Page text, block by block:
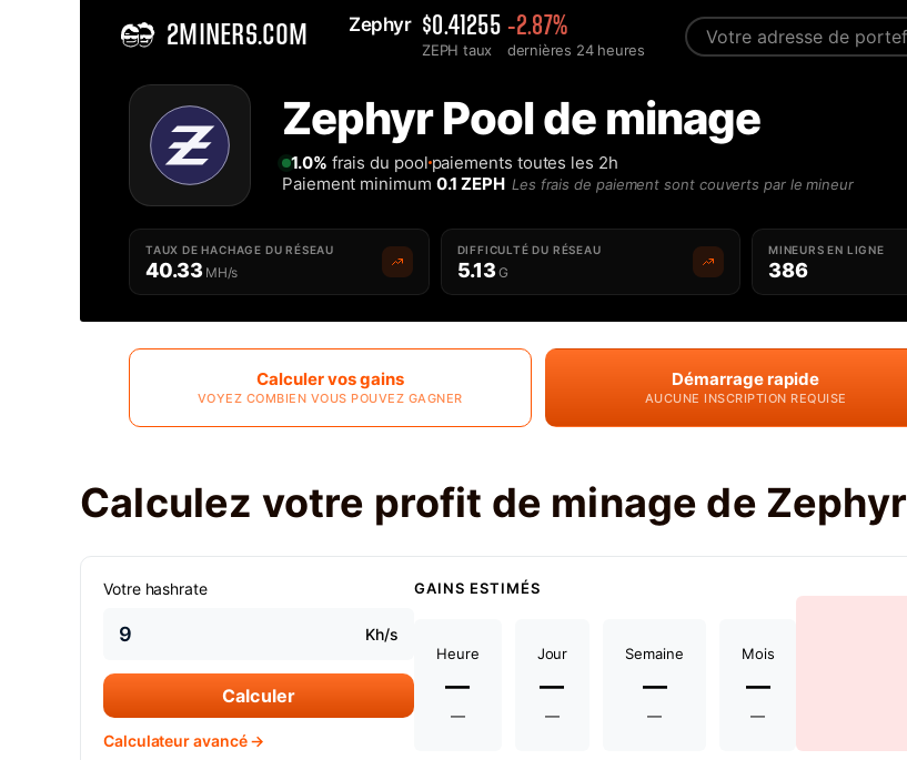
2MINERS.COM Zephyr $0.41255
ZEPH taux
-2.87%
dernières 24 heures
Meilleure Pool de minage Zephyr ZEPH - 2MinersZephyr Pool de minage
1.0% frais du poolpaiements toutes les 2h
Paiement minimum 0.1 ZEPH Les frais de paiement sont couverts par le mineur
TAUX DE HACHAGE DU RÉSEAU
40.33 MH/s
DIFFICULTÉ DU RÉSEAU
5.13G
MINEURS EN LIGNE
386
Calculer vos gains
VOYEZ COMBIEN VOUS POUVEZ GAGNER
Démarrage rapide
AUCUNE INSCRIPTION REQUISE
Calculez votre profit de minage de Zephyr
Votre hashrate
Kh/s
Calculer
Calculateur avancé →
GAINS ESTIMÉS
Heure
—
—
Jour
—
—
Semaine
—
—
Mois
—
—